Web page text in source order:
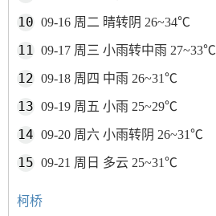
09-16 周二 晴转阴 26~34℃
09-17 周三 小雨转中雨 27~33℃
09-18 周四 中雨 26~31℃
09-19 周五 小雨 25~29℃
09-20 周六 小雨转阴 26~31℃
09-21 周日 多云 25~31℃
柯桥